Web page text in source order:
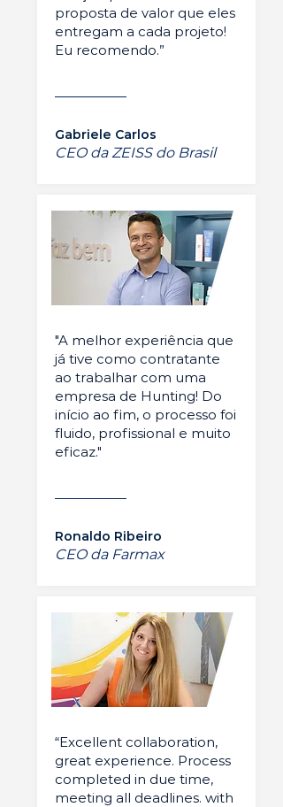
proposta de valor que eles
entregam a cada projeto!
Eu recomendo.”
Gabriele Carlos
CEO da ZEISS do Brasil
"A melhor experiência que
já tive como contratante
ao trabalhar com uma
empresa de Hunting! Do
início ao fim, o processo foi
fluido, profissional e muito
eficaz."
Ronaldo Ribeiro
CEO da Farmax
“Excellent collaboration,
great experience. Process
completed in due time,
meeting all deadlines. with